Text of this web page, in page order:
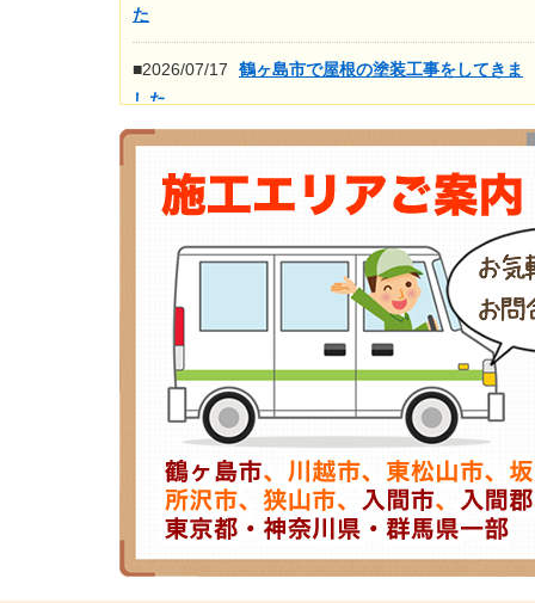
た
■2026/07/17
鶴ヶ島市で屋根の塗装工事をしてきま
した
ました
もっと見る>>>